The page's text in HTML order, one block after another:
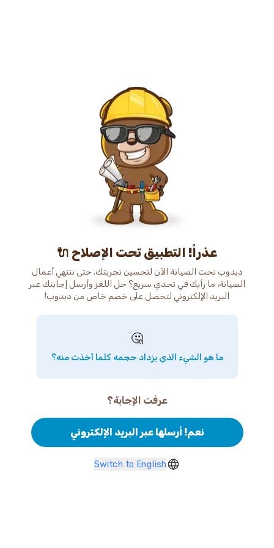
عذراً! التطبيق تحت الإصلاح 🔌
دبدوب تحت الصيانة الآن لتحسين تجربتك. حتى ننتهي أعمال
الصيانة، ما رأيك في تحدي سريع؟ حل اللغز وأرسل إجابتك عبر
البريد الإلكتروني لتحصل على خصم خاص من دبدوب!
🤔
ما هو الشيء الذي يزداد حجمه كلما أخذت منه؟
عرفت الإجابة؟
نعم! أرسلها عبر البريد الإلكتروني
Switch to English